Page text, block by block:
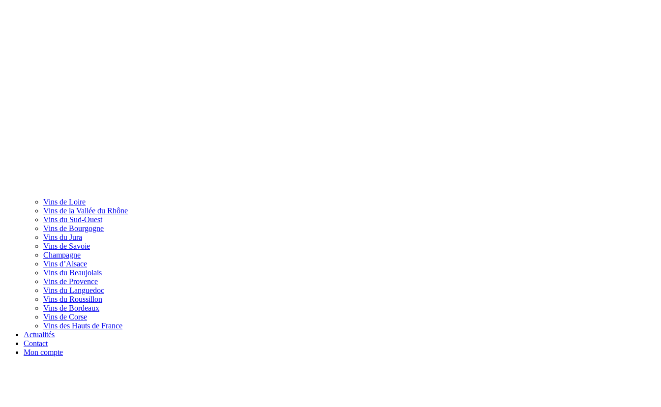
Vins de Loire
Vins de la Vallée du Rhône
Vins du Sud-Ouest
Vins de Bourgogne
Vins du Jura
Vins de Savoie
Champagne
Vins d’Alsace
Vins du Beaujolais
Vins de Provence
Vins du Languedoc
Vins du Roussillon
Vins de Bordeaux
Vins de Corse
Vins des Hauts de France
Actualités
Contact
Mon compte